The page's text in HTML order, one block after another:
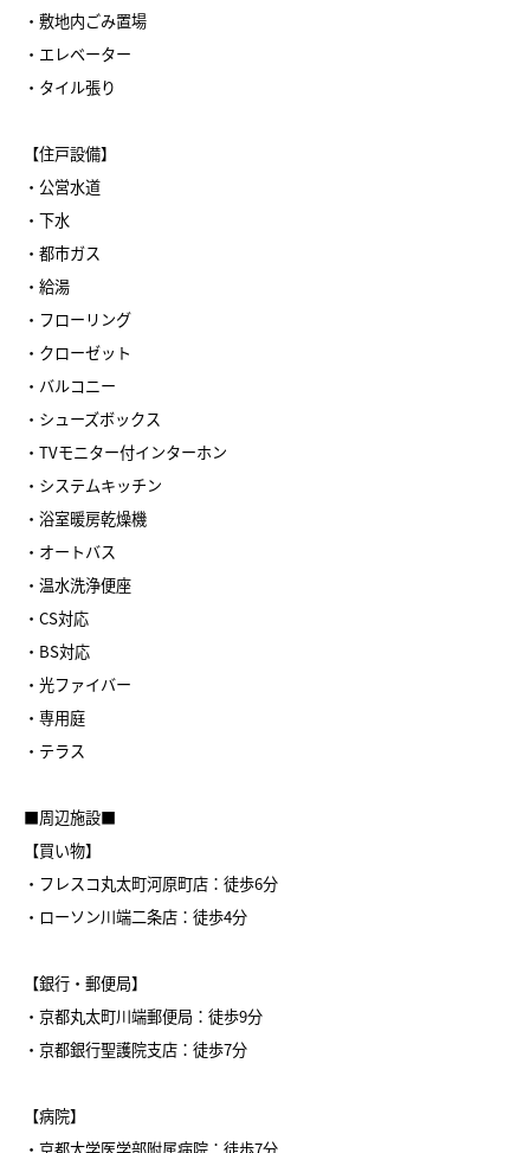
・敷地内ごみ置場
・エレベーター
・タイル張り
【住戸設備】
・公営水道
・下水
・都市ガス
・給湯
・フローリング
・クローゼット
・バルコニー
・シューズボックス
・TVモニター付インターホン
・システムキッチン
・浴室暖房乾燥機
・オートバス
・温水洗浄便座
・CS対応
・BS対応
・光ファイバー
・専用庭
・テラス
■周辺施設■
【買い物】
・フレスコ丸太町河原町店：徒歩6分
・ローソン川端二条店：徒歩4分
【銀行・郵便局】
・京都丸太町川端郵便局：徒歩9分
・京都銀行聖護院支店：徒歩7分
【病院】